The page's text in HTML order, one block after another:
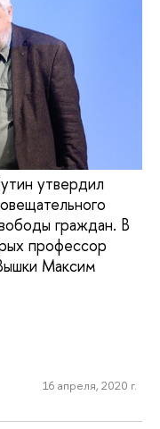
утвердил
граждан. В
профессор
Максим
16 апреля, 2020 г.